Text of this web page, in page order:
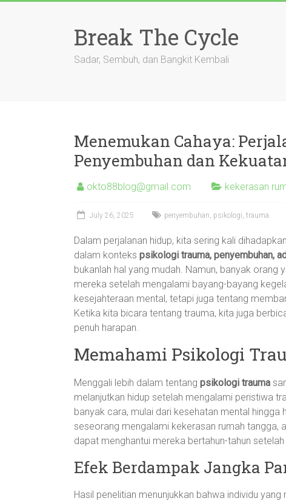
Break The Cycle
Sadar, Sembuh, dan Bangkit Kembali
Menemukan Cahaya:
Penyembuhan dan
okto88blog@gmail.com kekerasan
July 26, 2025 penyembuhan, psikologi, trauma
Dalam perjalanan hidup, kita sering kali
dalam konteks psikologi trauma, penyembuhan,
bukanlah hal yang mudah. Namun, banyak
mereka setelah mengalami bayang-bayang
kesejahteraan mental, tetapi juga tentang
Ketika kita bicara tentang trauma, kita juga
penuh harapan.
Memahami Psikologi
Menggali lebih dalam tentang psikologi trauma
melanjutkan hidup setelah mengalami peristiwa
banyak cara, mulai dari kesehatan mental
seseorang mengalami kekerasan rumah tangga,
dapat menghantui mereka bertahun-tahun
Efek Berdampak Jangka
Hasil penelitian menunjukkan bahwa individu